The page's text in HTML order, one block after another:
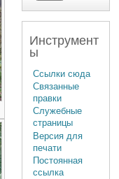
Инструмент
ы
Ссылки сюда
Связанные
правки
Служебные
страницы
Версия для
печати
Постоянная
ссылка